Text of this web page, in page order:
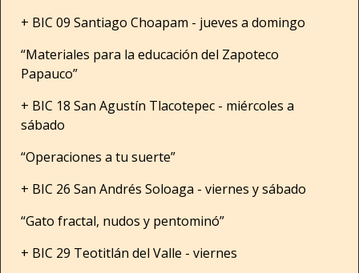
+ BIC 09 Santiago Choapam - jueves a domingo
“Materiales para la educación del Zapoteco
Papauco”
+ BIC 18 San Agustín Tlacotepec - miércoles a
sábado
“Operaciones a tu suerte”
+ BIC 26 San Andrés Soloaga - viernes y sábado
“Gato fractal, nudos y pentominó”
+ BIC 29 Teotitlán del Valle - viernes